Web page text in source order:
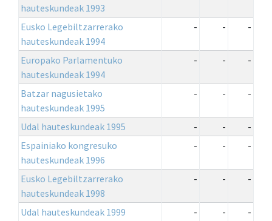
hauteskundeak 1993
Eusko Legebiltzarrerako
hauteskundeak 1994
- - -
Europako Parlamentuko
hauteskundeak 1994
- - -
Batzar nagusietako
hauteskundeak 1995
- - -
Udal hauteskundeak 1995 - -
-
Espainiako kongresuko
hauteskundeak 1996
- - -
Eusko Legebiltzarrerako
hauteskundeak 1998
- - -
Udal hauteskundeak 1999 - -
-